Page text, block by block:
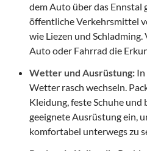
dem Auto über das Ennstal
öffentliche Verkehrsmittel
wie Liezen und
Auto oder Fahrrad die
Wetter und Ausrüstung: In
Wetter rasch wechseln.
Kleidung, feste Schuhe und
geeignete Ausrüstung ein,
komfortabel unterwegs zu